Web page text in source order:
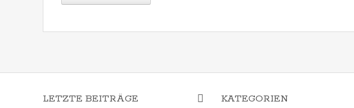
LETZTE BEITRÄGE KATEGORIEN